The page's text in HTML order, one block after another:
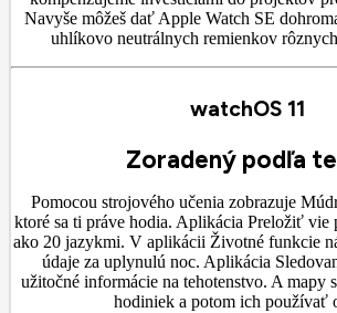
Navyše môžeš dať Apple Watch SE
uhlíkovo neutrálnych remienkov
watchOS 11
Zoradený podľa
Pomocou strojového učenia zobrazuje
ktoré sa ti práve hodia. Aplikácia Preložiť vie
ako 20 jazykmi. V aplikácii Životné funkcie
údaje za uplynulú noc. Aplikácia
užitočné informácie na tehotenstvo. A mapy
hodiniek a potom ich používať